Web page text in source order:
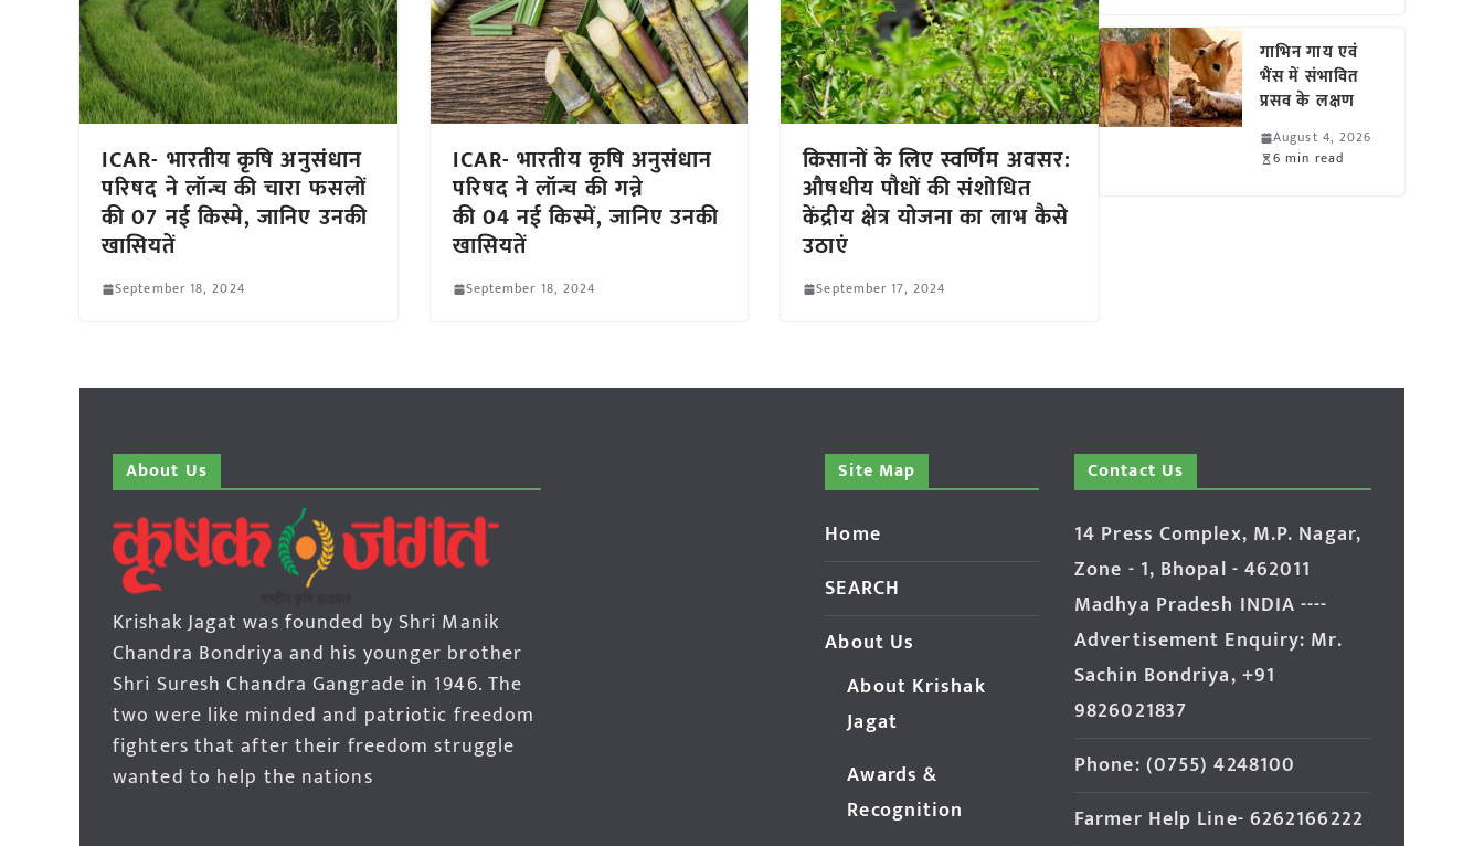
ICAR- भारतीय कृषि अनुसंधान
परिषद ने लॉन्च की चारा फसलों
की 07 नई किस्मे, जानिए उनकी
खासियतें
September 18, 2024
ICAR- भारतीय कृषि अनुसंधान
परिषद ने लॉन्च की गन्ने
की 04 नई किस्में, जानिए उनकी
खासियतें
September 18, 2024
किसानों के लिए स्वर्णिम अवसर:
औषधीय पौधों की संशोधित
केंद्रीय क्षेत्र योजना का लाभ कैसे
उठाएं
September 17, 2024
गाभिन गाय एवं
भैंस में संभावित
प्रसव के लक्षण
August 4, 2026
6 min read
About Us
Krishak Jagat was founded by Shri Manik
Chandra Bondriya and his younger brother
Shri Suresh Chandra Gangrade in 1946. The
two were like minded and patriotic freedom
fighters that after their freedom struggle
wanted to help the nations
Site Map
Home
SEARCH
About Us
About Krishak
Jagat
Awards &
Recognition
Contact Us
14 Press Complex, M.P. Nagar,
Zone - 1, Bhopal - 462011
Madhya Pradesh INDIA ----
Advertisement Enquiry: Mr.
Sachin Bondriya, +91
9826021837
Phone: (0755) 4248100
Farmer Help Line- 6262166222